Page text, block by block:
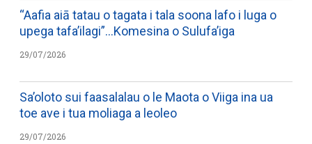
“Aafia aiā tatau o tagata i tala soona lafo i luga o
upega tafa’ilagi”…Komesina o Sulufa’iga
29/07/2026
Sa’oloto sui faasalalau o le Maota o Viiga ina ua
toe ave i tua moliaga a leoleo
29/07/2026